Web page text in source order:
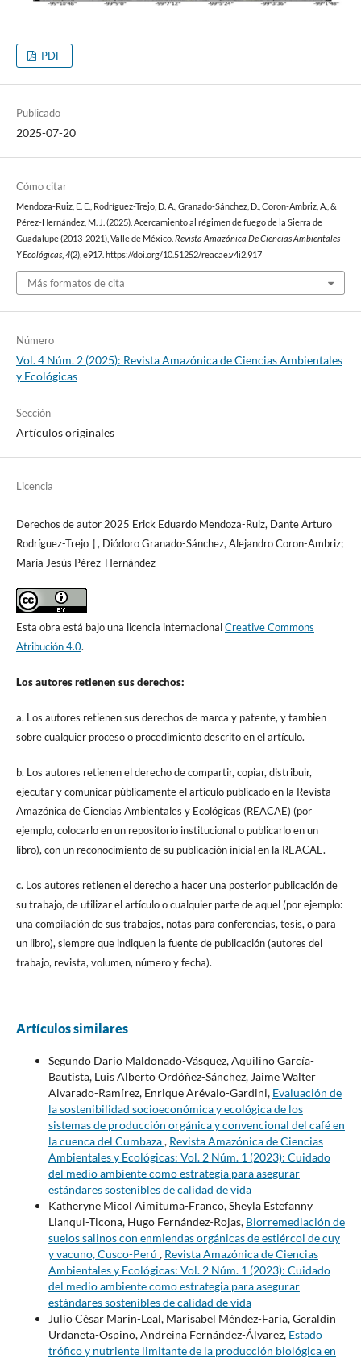
PDF
Publicado
2025-07-20
Cómo citar
Mendoza-Ruiz, E. E., Rodríguez-Trejo, D. A., Granado-Sánchez, D., Coron-Ambriz, A., &
Pérez-Hernández, M. J. (2025). Acercamiento al régimen de fuego de la Sierra de
Guadalupe (2013-2021), Valle de México. Revista Amazónica De Ciencias Ambientales
Y Ecológicas, 4(2), e917. https://doi.org/10.51252/reacae.v4i2.917
Más formatos de cita
Número
Vol. 4 Núm. 2 (2025): Revista Amazónica de Ciencias Ambientales
y Ecológicas
Sección
Artículos originales
Licencia
Derechos de autor 2025 Erick Eduardo Mendoza-Ruiz, Dante Arturo
Rodríguez-Trejo †, Diódoro Granado-Sánchez, Alejandro Coron-Ambriz;
María Jesús Pérez-Hernández
Esta obra está bajo una licencia internacionalCreative Commons
Atribución 4.0.
Los autores retienen sus derechos:
a. Los autores retienen sus derechos de marca y patente, y tambien
sobre cualquier proceso o procedimiento descrito en el artículo.
b. Los autores retienen el derecho de compartir, copiar, distribuir,
ejecutar y comunicar públicamente el articulo publicado en la Revista
Amazónica de Ciencias Ambientales y Ecológicas (REACAE) (por
ejemplo, colocarlo en un repositorio institucional o publicarlo en un
libro), con un reconocimiento de su publicación inicial en la REACAE.
c. Los autores retienen el derecho a hacer una posterior publicación de
su trabajo, de utilizar el artículo o cualquier parte de aquel (por ejemplo:
una compilación de sus trabajos, notas para conferencias, tesis, o para
un libro), siempre que indiquen la fuente de publicación (autores del
trabajo, revista, volumen, número y fecha).
Artículos similares
Segundo Dario Maldonado-Vásquez, Aquilino García-
Bautista, Luis Alberto Ordóñez-Sánchez, Jaime Walter
Alvarado-Ramírez, Enrique Arévalo-Gardini, Evaluación de
la sostenibilidad socioeconómica y ecológica de los
sistemas de producción orgánica y convencional del café en
la cuenca del Cumbaza, Revista Amazónica de Ciencias
Ambientales y Ecológicas: Vol. 2 Núm. 1 (2023): Cuidado
del medio ambiente como estrategia para asegurar
estándares sostenibles de calidad de vida
Katheryne Micol Aimituma-Franco, Sheyla Estefanny
Llanqui-Ticona, Hugo Fernández-Rojas, Biorremediación de
suelos salinos con enmiendas orgánicas de estiércol de cuy
y vacuno, Cusco-Perú , Revista Amazónica de Ciencias
Ambientales y Ecológicas: Vol. 2 Núm. 1 (2023): Cuidado
del medio ambiente como estrategia para asegurar
estándares sostenibles de calidad de vida
Julio César Marín-Leal, Marisabel Méndez-Faría, Geraldin
Urdaneta-Ospino, Andreina Fernández-Álvarez, Estado
trófico y nutriente limitante de la producción biológica en